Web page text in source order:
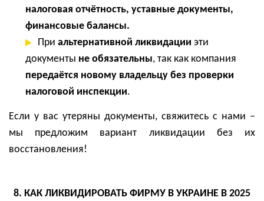
налоговая отчётность, уставные документы,
финансовые балансы.
Приальтернативной ликвидации эти
документы не обязательны, так как компания
передаётся новому владельцу без проверки
налоговой инспекции.
Если у вас утеряны документы, свяжитесь с нами –
мы предложим вариант ликвидации без их
восстановления!
8. КАК ЛИКВИДИРОВАТЬ ФИРМУ В УКРАИНЕ В 2025